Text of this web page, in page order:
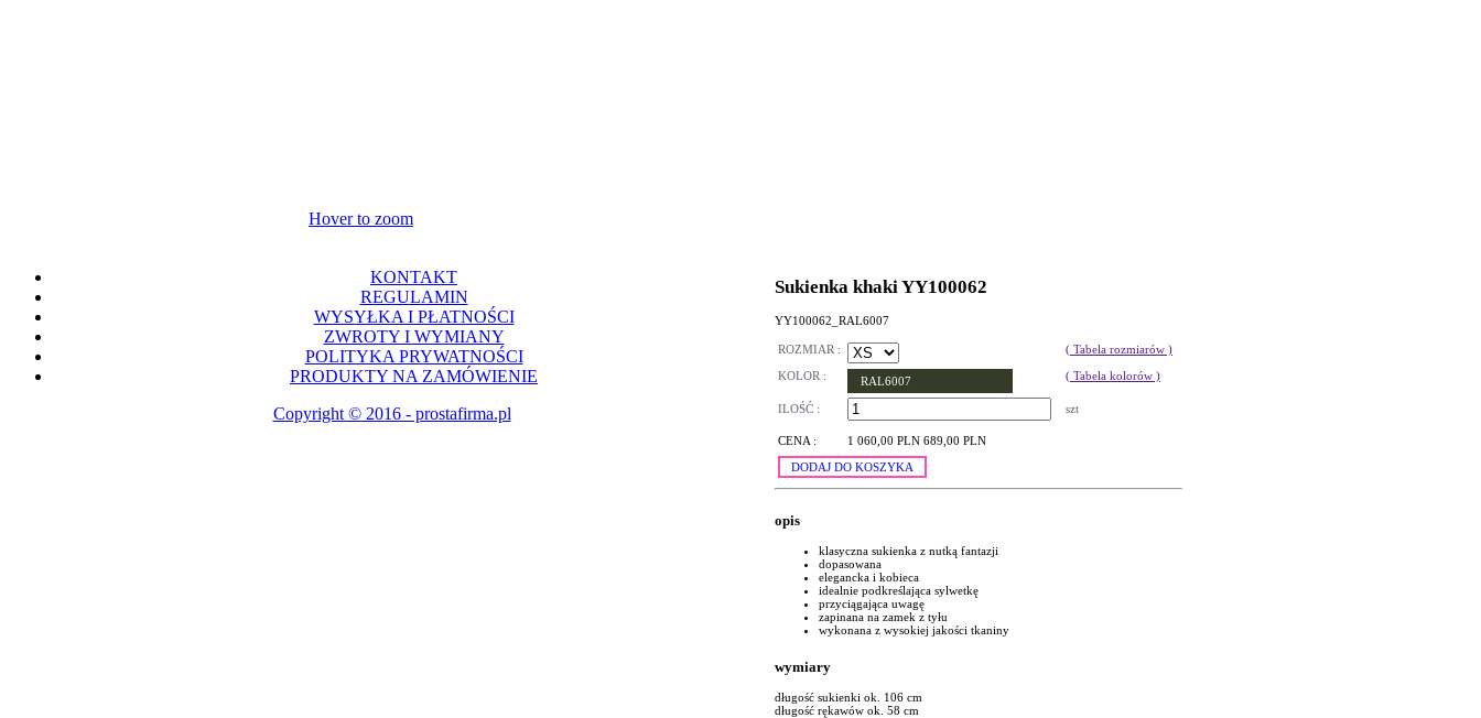
Hover to zoom
Sukienka khaki YY100062
YY100062_RAL6007
ROZMIAR :
( Tabela rozmiarów )
KOLOR :
RAL6007 ( Tabela kolorów )
ILOŚĆ : szt
CENA : 1 060,00 PLN 689,00 PLN
DODAJ DO KOSZYKA
opis
klasyczna sukienka z nutką fantazji
dopasowana
elegancka i kobieca
idealnie podkreślająca sylwetkę
przyciągająca uwagę
zapinana na zamek z tyłu
wykonana z wysokiej jakości tkaniny
wymiary
długość sukienki ok. 106 cm
długość rękawów ok. 58 cm
KONTAKT
REGULAMIN
WYSYŁKA I PŁATNOŚCI
ZWROTY I WYMIANY
POLITYKA PRYWATNOŚCI
PRODUKTY NA ZAMÓWIENIE
Copyright © 2016 - prostafirma.pl